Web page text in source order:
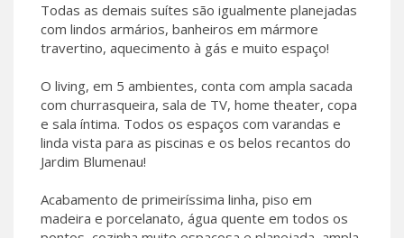
Todas as demais suítes são igualmente planejadas
com lindos armários, banheiros em mármore
travertino, aquecimento à gás e muito espaço!
O living, em 5 ambientes, conta com ampla sacada
com churrasqueira, sala de TV, home theater, copa
e sala íntima. Todos os espaços com varandas e
linda vista para as piscinas e os belos recantos do
Jardim Blumenau!
Acabamento de primeiríssima linha, piso em
madeira e porcelanato, água quente em todos os